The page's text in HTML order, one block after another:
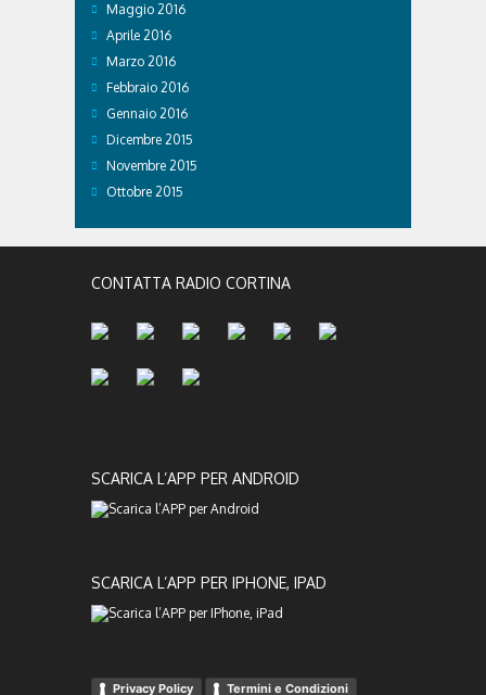
Maggio 2016
Aprile 2016
Marzo 2016
Febbraio 2016
Gennaio 2016
Dicembre 2015
Novembre 2015
Ottobre 2015
CONTATTA RADIO CORTINA
SCARICA L’APP PER ANDROID
SCARICA L’APP PER IPHONE, IPAD
Privacy Policy Termini e Condizioni